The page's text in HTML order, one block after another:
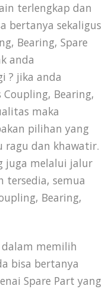
terlengkap dan
bertanya sekaligus
Bearing, Spare
anda
? jika anda
Bearing,
maka
pilihan yang
dan khawatir.
juga melalui jalur
tersedia, semua
Bearing,
memilih
bisa bertanya
Spare Part yang